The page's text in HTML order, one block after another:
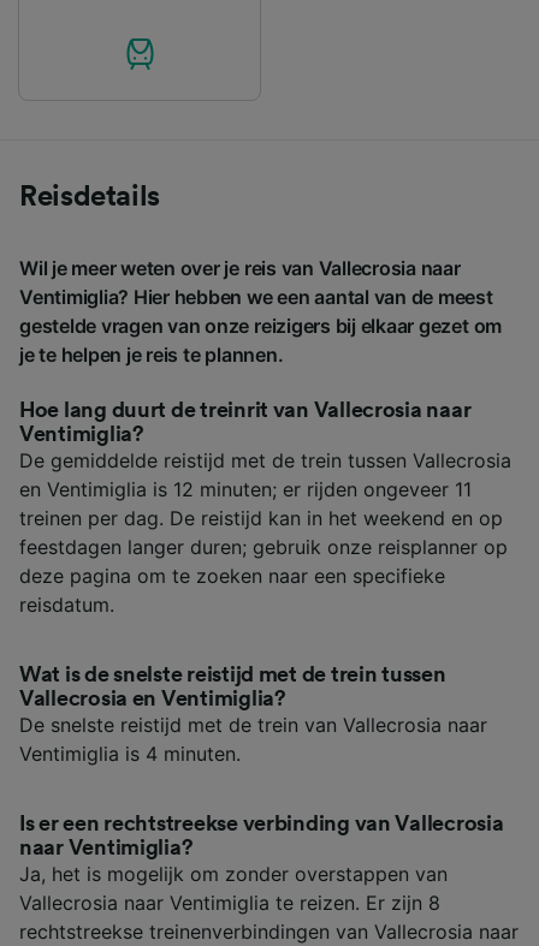
Reisdetails
Wil je meer weten over je reis van Vallecrosia naar
Ventimiglia? Hier hebben we een aantal van de meest
gestelde vragen van onze reizigers bij elkaar gezet om
je te helpen je reis te plannen.
Hoe lang duurt de treinrit van Vallecrosia naar
Ventimiglia?
De gemiddelde reistijd met de trein tussen Vallecrosia
en Ventimiglia is 12 minuten; er rijden ongeveer 11
treinen per dag. De reistijd kan in het weekend en op
feestdagen langer duren; gebruik onze reisplanner op
deze pagina om te zoeken naar een specifieke
reisdatum.
Wat is de snelste reistijd met de trein tussen
Vallecrosia en Ventimiglia?
De snelste reistijd met de trein van Vallecrosia naar
Ventimiglia is 4 minuten.
Is er een rechtstreekse verbinding van Vallecrosia
naar Ventimiglia?
Ja, het is mogelijk om zonder overstappen van
Vallecrosia naar Ventimiglia te reizen. Er zijn 8
rechtstreekse treinenverbindingen van Vallecrosia naar